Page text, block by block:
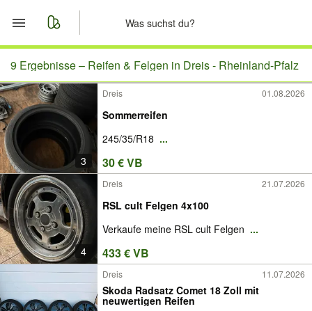
Start
Merkliste
Nachrichten
Anzeige aufgeben
9 Ergebnisse – Reifen & Felgen in Dreis - Rheinland-Pfalz
3
Dreis 01.08.2026
Sommerreifen
245/35/R18 ...
30 € VB
4
Dreis 21.07.2026
RSL cult Felgen 4x100
Verkaufe meine RSL cult Felgen ...
433 € VB
Dreis 11.07.2026
Skoda Radsatz Comet 18 Zoll mit
neuwertigen Reifen